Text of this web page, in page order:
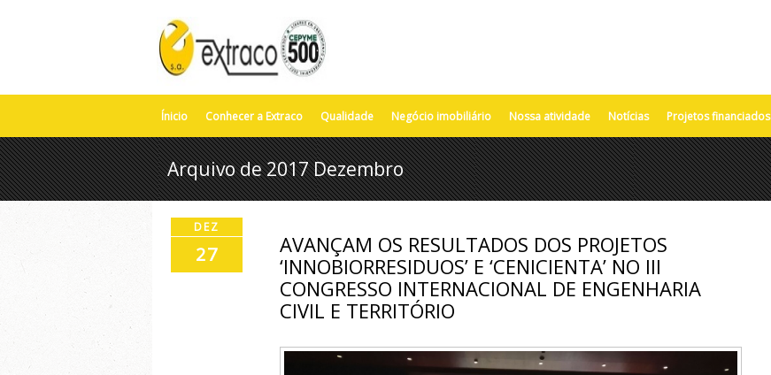
Ínicio Conhecer a Extraco Qualidade Negócio imobiliário Nossa atividade Notícias Projetos financiados
Arquivo de 2017 Dezembro
DEZ
27
AVANÇAM OS RESULTADOS DOS PROJETOS
‘INNOBIORRESIDUOS’ E ‘CENICIENTA’ NO III
CONGRESSO INTERNACIONAL DE ENGENHARIA
CIVIL E TERRITÓRIO